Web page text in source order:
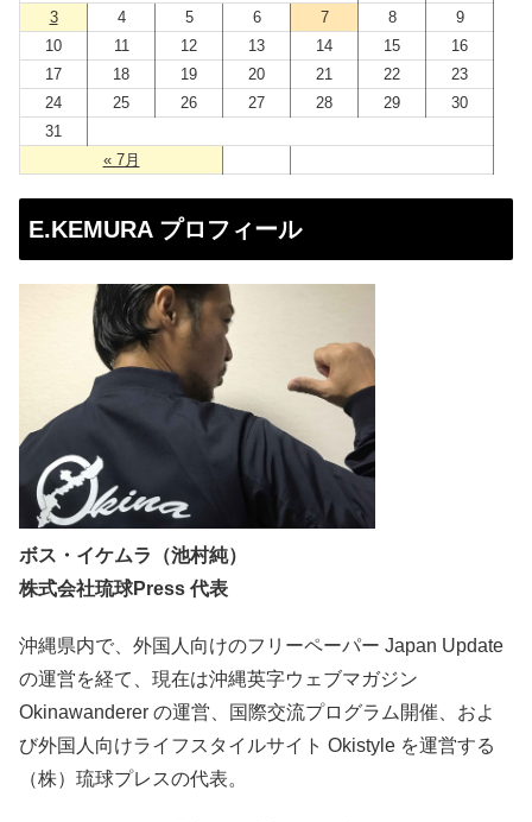
« 7月
3
4 5 6 7 8
9
10
11 12 13 14 15
16
17
18 19 20 21 22
23
24
25 26 27 28 29
30
31
E.KEMURA プロフィール
ボス・イケムラ（池村純）
株式会社琉球Press 代表
沖縄県内で、外国人向けのフリーペーパー Japan Update
の運営を経て、現在は沖縄英字ウェブマガジン
Okinawanderer の運営、国際交流プログラム開催、およ
び外国人向けライフスタイルサイト Okistyle を運営する
（株）琉球プレスの代表。